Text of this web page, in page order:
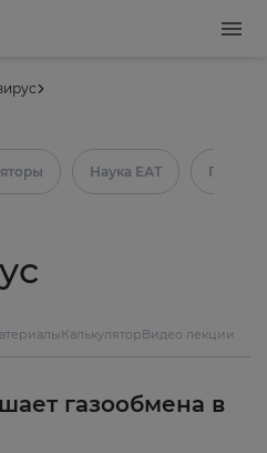
Наука ЕАТ
КалькуляторВидео лекции
газообмена в